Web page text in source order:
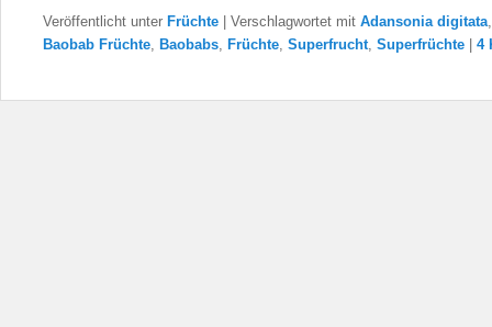
Veröffentlicht unter Früchte Verschlagwortet mit Adansonia digitata
Baobab Früchte
Baobabs Früchte Superfrucht Superfrüchte 4